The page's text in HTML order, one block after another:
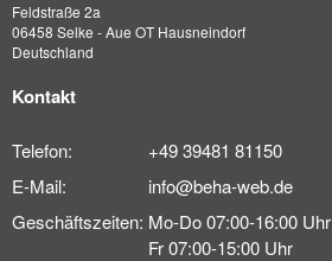
Feldstraße 2a
06458 Selke - Aue OT Hausneindorf
Deutschland
Kontakt
Telefon:
+49 39481 81150
E-Mail:
info@beha-web.de
Geschäftszeiten: Mo-Do 07:00-16:00 Uhr
Fr 07:00-15:00 Uhr